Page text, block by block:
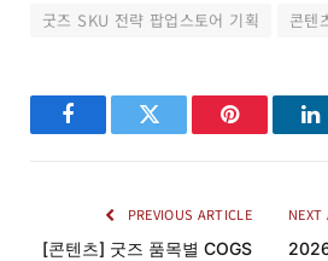
굿즈 SKU 전략 팝업스토어 기획
콘텐
FacebookTwitter Pinterest
PREVIOUS ARTICLE
[콘텐츠] 굿즈 품목별 COGS
NEXT